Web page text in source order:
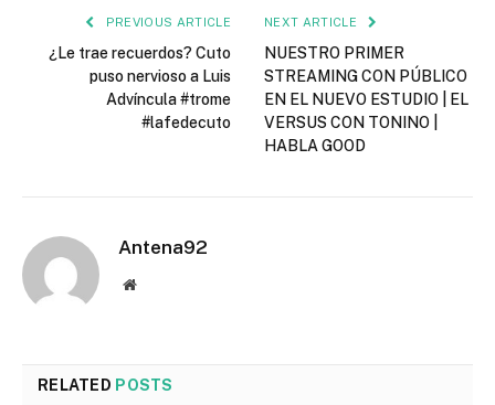
PREVIOUS ARTICLE
¿Le trae recuerdos? Cuto
puso nervioso a Luis
Advíncula #trome
#lafedecuto
NEXT ARTICLE
NUESTRO PRIMER
STREAMING CON PÚBLICO
EN EL NUEVO ESTUDIO | EL
VERSUS CON TONINO |
HABLA GOOD
Antena92
Website
RELATED POSTS